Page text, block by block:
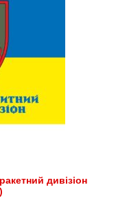
дивізіон